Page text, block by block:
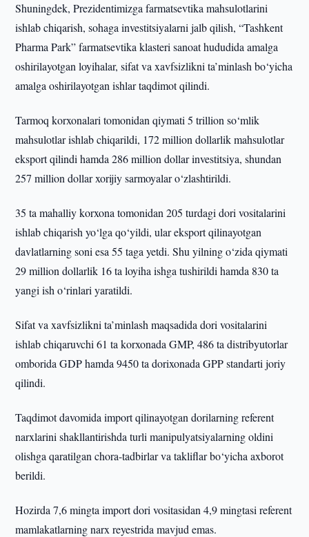
Shuningdek, Prezidentimizga farmatsevtika mahsulotlarini
ishlab chiqarish, sohaga investitsiyalarni jalb qilish, “Tashkent
Pharma Park” farmatsevtika klasteri sanoat hududida amalga
oshirilayotgan loyihalar, sifat va xavfsizlikni ta’minlash bo‘yicha
amalga oshirilayotgan ishlar taqdimot qilindi.
Tarmoq korxonalari tomonidan qiymati 5 trillion so‘mlik
mahsulotlar ishlab chiqarildi, 172 million dollarlik mahsulotlar
eksport qilindi hamda 286 million dollar investitsiya, shundan
257 million dollar xorijiy sarmoyalar o‘zlashtirildi.
35 ta mahalliy korxona tomonidan 205 turdagi dori vositalarini
ishlab chiqarish yo‘lga qo‘yildi, ular eksport qilinayotgan
davlatlarning soni esa 55 taga yetdi. Shu yilning o‘zida qiymati
29 million dollarlik 16 ta loyiha ishga tushirildi hamda 830 ta
yangi ish o‘rinlari yaratildi.
Sifat va xavfsizlikni ta’minlash maqsadida dori vositalarini
ishlab chiqaruvchi 61 ta korxonada GMP, 486 ta distribyutorlar
omborida GDP hamda 9450 ta dorixonada GPP standarti joriy
qilindi.
Taqdimot davomida import qilinayotgan dorilarning referent
narxlarini shakllantirishda turli manipulyatsiyalarning oldini
olishga qaratilgan chora-tadbirlar va takliflar bo‘yicha axborot
berildi.
Hozirda 7,6 mingta import dori vositasidan 4,9 mingtasi referent
mamlakatlarning narx reyestrida mavjud emas.